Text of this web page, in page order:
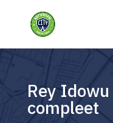
Rey
compleet